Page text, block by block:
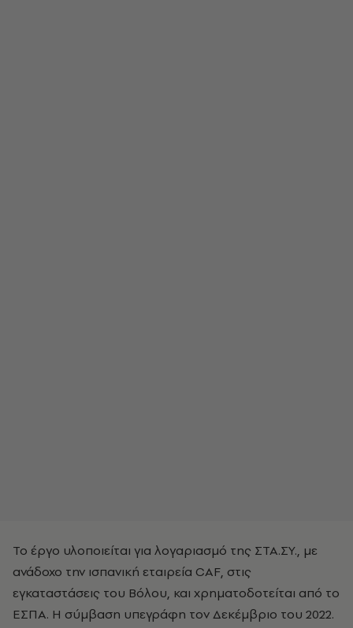
Το έργο υλοποιείται για λογαριασμό της ΣΤΑ.ΣΥ., με
ανάδοχο την ισπανική εταιρεία CAF, στις
εγκαταστάσεις του Βόλου, και χρηματοδοτείται από το
ΕΣΠΑ. Η σύμβαση υπεγράφη τον Δεκέμβριο του 2022.